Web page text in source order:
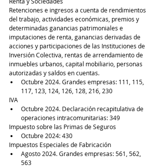
Retenciones e ingresos a cuenta de rendimientos
del trabajo, actividades económicas, premios y
determinadas ganancias patrimoniales e
imputaciones de renta, ganancias derivadas de
acciones y participaciones de las Instituciones de
Inversión Colectiva, rentas de arrendamiento de
inmuebles urbanos, capital mobiliario, personas
autorizadas y saldos en cuentas.
Octubre 2024. Grandes empresas: 111, 115,
117, 123, 124, 126, 128, 216, 230
IVA
Octubre 2024. Declaración recapitulativa de
operaciones intracomunitarias: 349
Impuesto sobre las Primas de Seguros
Octubre 2024: 430
Impuestos Especiales de Fabricación
Agosto 2024. Grandes empresas: 561, 562,
563